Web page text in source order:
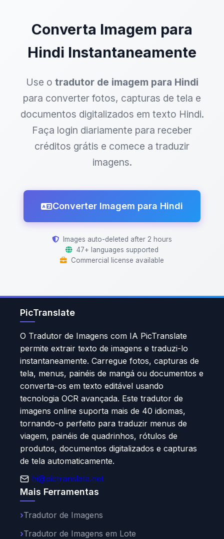
Converta Imagem para
Hindi Instantaneamente
Use o tradutor de imagem para Hindi
para converter fotos, capturas de tela e
documentos digitalizados em texto Hindi.
Faça login diariamente para receber
créditos grátis e comece a traduzir
imagens.
Converter Imagem para Hindi
Images auto-deleted after 2 hours
47+ languages supported
Commercial license available
PicTranslate
O Tradutor de Imagens com IA PicTranslate
permite extrair texto de imagens e traduzi-lo
instantaneamente. Carregue fotos, capturas de
tela, menus, painéis de mangá ou documentos e
converta-os em texto editável usando
tecnologia OCR avançada. Este tradutor de
imagens online suporta mais de 40 idiomas,
tornando-o perfeito para traduzir menus de
viagem, painéis de quadrinhos, rótulos de
produtos, documentos digitalizados e capturas
de tela automaticamente.
hi@pictranslate.net
Mais Ferramentas
Tradutor de Imagens
Tradutor de Imagens em Lote